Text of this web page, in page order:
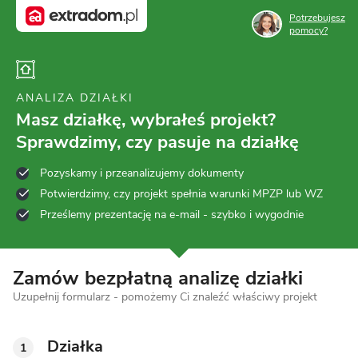
ANALIZA DZIAŁKI
Masz działkę, wybrałeś projekt?
Sprawdzimy, czy pasuje na działkę
Pozyskamy i przeanalizujemy dokumenty
Potwierdzimy, czy projekt spełnia warunki MPZP lub WZ
Prześlemy prezentację na e-mail - szybko i wygodnie
Potrzebujesz
pomocy?
Zamów bezpłatną analizę działki
Uzupełnij formularz - pomożemy Ci znaleźć właściwy projekt
1 Działka